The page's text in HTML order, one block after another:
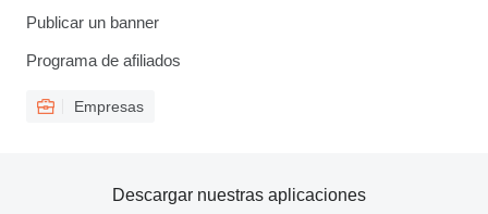
Publicar un banner
Programa de afiliados
Empresas
Descargar nuestras aplicaciones